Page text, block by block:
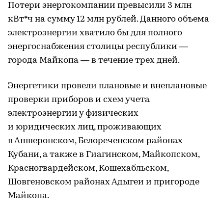
Потери энергокомпании превысили 3 млн
кВт*ч на сумму 12 млн рублей. Данного объема
электроэнергии хватило бы для полного
энергоснабжения столицы республики —
города Майкопа — в течение трех дней.
Энергетики провели плановые и внеплановые
проверки приборов и схем учета
электроэнергии у физических
и юридических лиц, проживающих
в Апшеронском, Белореченском районах
Кубани, а также в Гиагинском, Майкопском,
Красногвардейском, Кошехабльском,
Шовгеновском районах Адыгеи и пригороде
Майкопа.